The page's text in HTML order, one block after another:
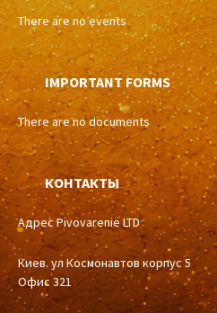
There are no events
IMPORTANT FORMS
There are no documents
КОНТАКТЫ
Адрес Pivovarenie LTD
Киев. ул Космонавтов корпус 5
Офис 321